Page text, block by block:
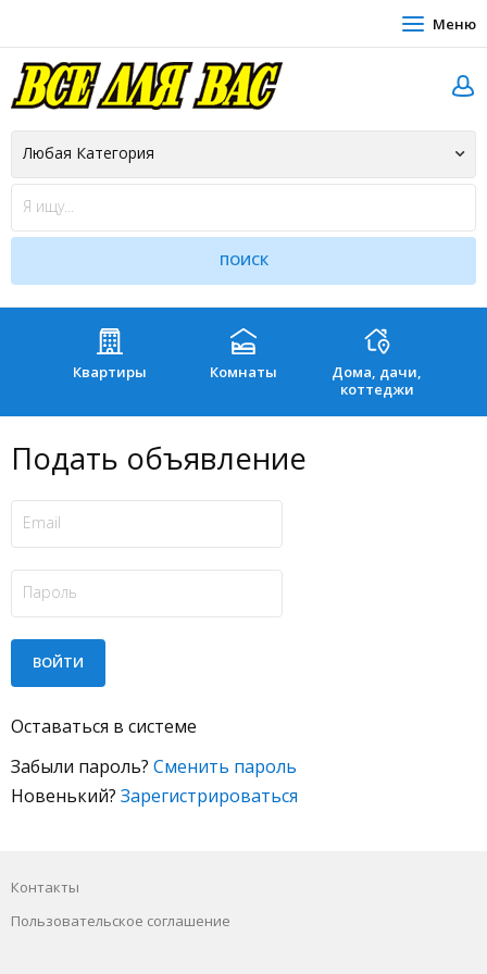
Меню
Квартиры Комнаты
Дома, дачи,
коттеджи
Подать объявление
Оставаться в системе
Забыли пароль? Сменить пароль
Новенький? Зарегистрироваться
Контакты
Пользовательское соглашение